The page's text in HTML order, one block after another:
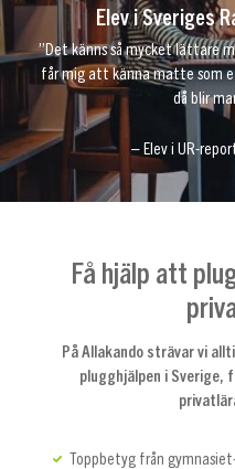
Elev i Sveriges
”Det känns så mycket lättare
får mig att känna matte som
då blir
– Elev i UR-
Få hjälp att
På Allakando strävar vi
plugghjälpen i Sverige,
Toppbetyg från